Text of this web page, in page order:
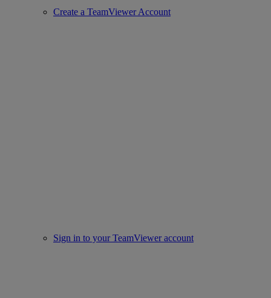
Create a TeamViewer Account
Sign in to your TeamViewer account